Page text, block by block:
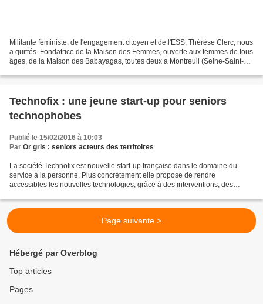
Militante féministe, de l'engagement citoyen et de l'ESS, Thérèse Clerc, nous
a quittés. Fondatrice de la Maison des Femmes, ouverte aux femmes de tous
âges, de la Maison des Babayagas, toutes deux à Montreuil (Seine-Saint-
Technofix : une jeune start-up pour seniors
technophobes
Publié le 15/02/2016 à 10:03
Par Or gris : seniors acteurs des territoires
La société Technofix est nouvelle start-up française dans le domaine du
service à la personne. Plus concrètement elle propose de rendre
accessibles les nouvelles technologies, grâce à des interventions, des
Page suivante >
Hébergé par Overblog
Top articles
Pages